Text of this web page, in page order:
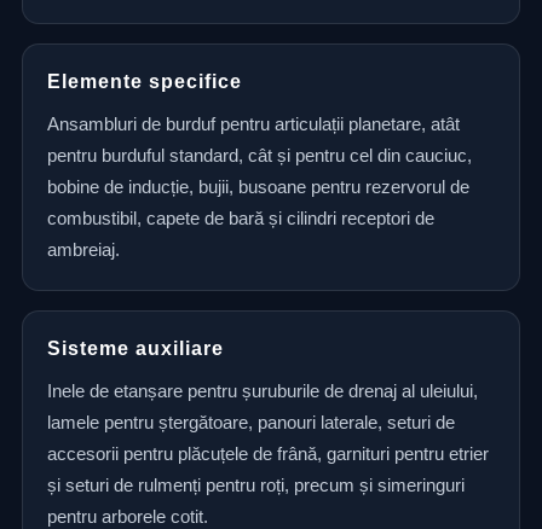
Elemente specifice
Ansambluri de burduf pentru articulații planetare, atât
pentru burduful standard, cât și pentru cel din cauciuc,
bobine de inducție, bujii, busoane pentru rezervorul de
combustibil, capete de bară și cilindri receptori de
ambreiaj.
Sisteme auxiliare
Inele de etanșare pentru șuruburile de drenaj al uleiului,
lamele pentru ștergătoare, panouri laterale, seturi de
accesorii pentru plăcuțele de frână, garnituri pentru etrier
și seturi de rulmenți pentru roți, precum și simeringuri
pentru arborele cotit.